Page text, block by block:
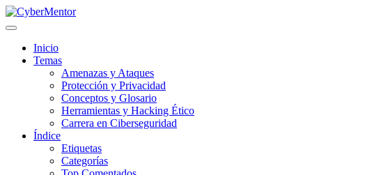
Inicio
Temas
Amenazas y Ataques
Protección y Privacidad
Conceptos y Glosario
Herramientas y Hacking Ético
Carrera en Ciberseguridad
Índice
Etiquetas
Categorías